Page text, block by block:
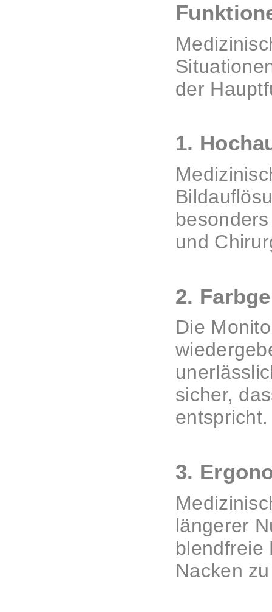
der
1.
und
2.
Die
sicher,
entspricht.
3.
längerer
blendfreie
Nacken